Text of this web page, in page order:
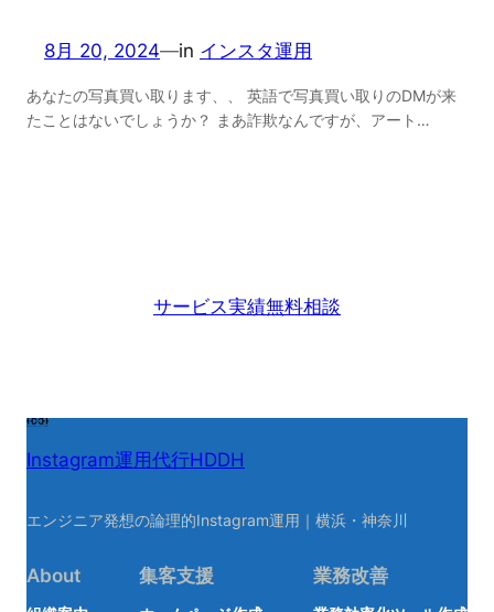
8月 20, 2024—in インスタ運用
あなたの写真買い取ります、、 英語で写真買い取りのDMが来
たことはないでしょうか？ まあ詐欺なんですが、アート…
サービス実績無料相談
Instagram運用代行HDDH
エンジニア発想の論理的Instagram運用｜横浜・神奈川
About 集客支援 業務改善